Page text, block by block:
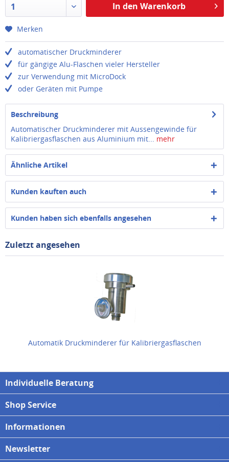
1 In den Warenkorb
Merken
automatischer Druckminderer
für gängige Alu-Flaschen vieler Hersteller
zur Verwendung mit MicroDock
oder Geräten mit Pumpe
Beschreibung
Automatischer Druckminderer mit Aussengewinde für
Kalibriergasflaschen aus Aluminium mit... mehr
Ähnliche Artikel
Kunden kauften auch
Kunden haben sich ebenfalls angesehen
Zuletzt angesehen
Automatik Druckminderer für Kalibriergasflaschen
Individuelle Beratung
Shop Service
Informationen
Newsletter